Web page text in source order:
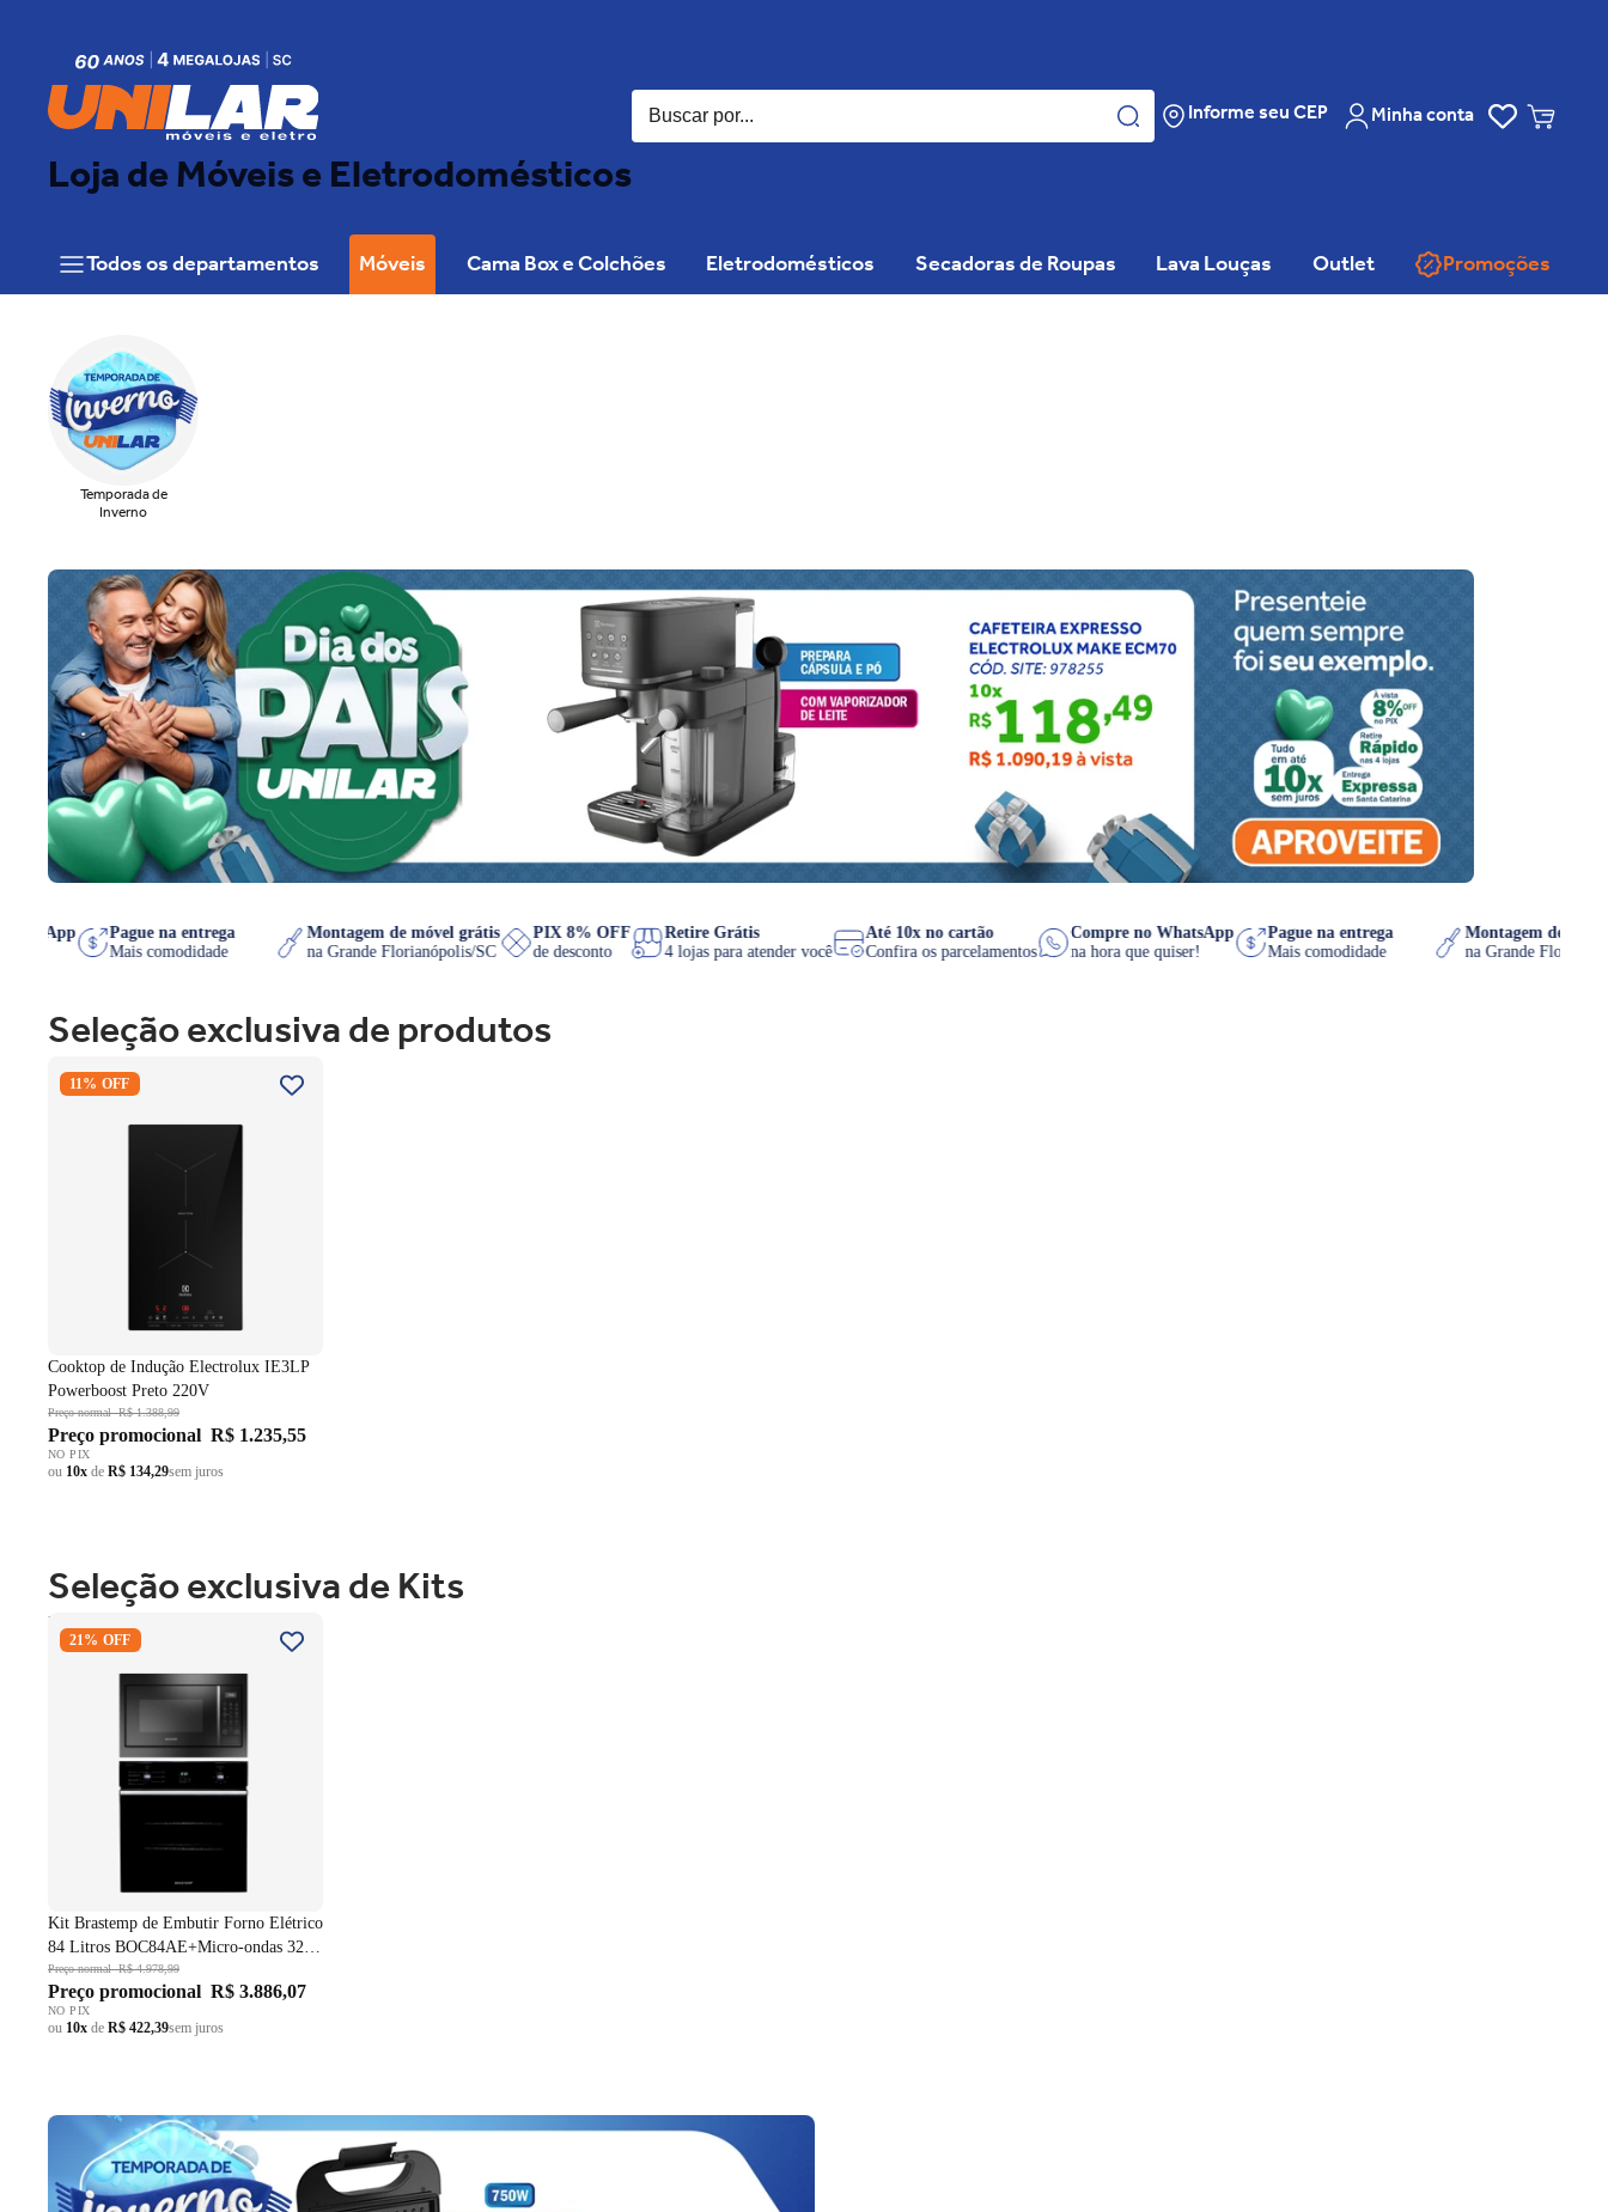
Loja de Móveis e Eletrodomésticos
Informe seu CEP Minha conta
Todos os departamentos Móveis Cama Box e Colchões Eletrodomésticos Secadoras de Roupas Lava Louças Outlet Promoções
Temporada de
Inverno
no WhatsApp
que quiser!
Pague na entrega
Mais comodidade
Montagem de móvel grátis
na Grande Florianópolis/SC
PIX 8% OFF
de desconto
Retire Grátis
4 lojas para atender você
Até 10x no cartão
Confira os parcelamentos
Compre no WhatsApp
na hora que quiser!
Pague na entrega
Mais comodidade
Montagem
na Grande
Seleção exclusiva de produtos
IE3LP Powerboost Preto 220V
11% OFF
Cooktop de Indução Electrolux IE3LP
Powerboost Preto 220V
Preço normalR$ 1.388,99
Preço promocional R$ 1.235,55
NO PIX
ou 10x de R$ 134,29sem juros
Seleção exclusiva de Kits
Kit Brastemp de Embutir Forno
Elétrico 84 Litros
BM146AE Preto 220V
21% OFF
Kit Brastemp de Embutir Forno Elétrico
84 Litros BOC84AE+Micro-ondas 32
Litros BM146AE Preto 220V
Preço normalR$ 4.978,99
Preço promocional R$ 3.886,07
NO PIX
ou 10x de R$ 422,39sem juros